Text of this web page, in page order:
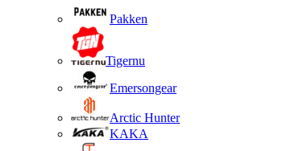
Pakken
Tigernu
Emersongear
Arctic Hunter
KAKA